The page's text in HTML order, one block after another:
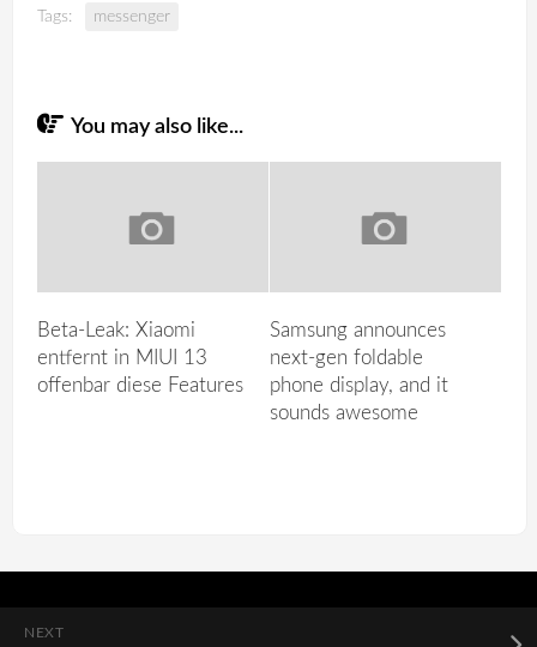
Tags: messenger
You may also like...
Beta-Leak: Xiaomi
entfernt in MIUI 13
offenbar diese Features
Samsung announces
next-gen foldable
phone display, and it
sounds awesome
NEXT